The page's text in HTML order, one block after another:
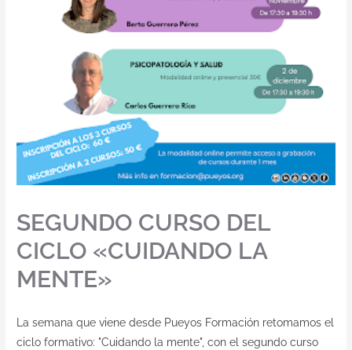
SEGUNDO CURSO DEL
CICLO «CUIDANDO LA
MENTE»
La semana que viene desde Pueyos Formación retomamos el
ciclo formativo: "Cuidando la mente", con el segundo curso